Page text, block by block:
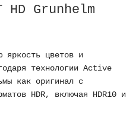
HD Grunhelm
яркость цветов и
технологии Active
как оригинал с
HDR, включая HDR10 и